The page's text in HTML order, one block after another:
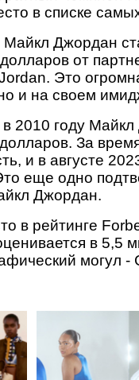
в списке
Майкл Джордан
от
Это
и на своем
в 2010 году
За
и в августе
еще одно
Джордан.
в рейтинге
в 5,5
могул